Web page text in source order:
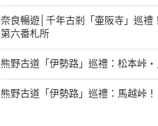
奈良暢遊│千年古剎「壷阪寺」巡禮
第六番札所
熊野古道「伊勢路」巡禮：松本峠・
熊野古道「伊勢路」巡禮：馬越峠！